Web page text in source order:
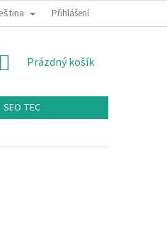
Přihlášení
NÁKUPNÍ KOŠÍK
Prázdný košík
SEO TEC